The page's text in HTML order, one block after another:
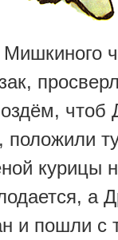
чтоб
положили
курицы
а
и пошли с